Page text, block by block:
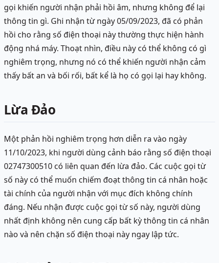
gọi khiến người nhận phải hồi âm, nhưng không để lại
thông tin gì. Ghi nhận từ ngày 05/09/2023, đã có phản
hồi cho rằng số điện thoại này thường thực hiện hành
động nhá máy. Thoạt nhìn, điều này có thể không có gì
nghiêm trọng, nhưng nó có thể khiến người nhận cảm
thấy bất an và bối rối, bất kể là họ có gọi lại hay không.
Lừa Đảo
Một phản hồi nghiêm trọng hơn diễn ra vào ngày
11/10/2023, khi người dùng cảnh báo rằng số điện thoại
02747300510 có liên quan đến lừa đảo. Các cuộc gọi từ
số này có thể muốn chiếm đoạt thông tin cá nhân hoặc
tài chính của người nhận với mục đích không chính
đáng. Nếu nhận được cuộc gọi từ số này, người dùng
nhất định không nên cung cấp bất kỳ thông tin cá nhân
nào và nên chặn số điện thoại này ngay lập tức.